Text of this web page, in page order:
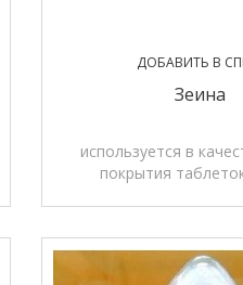
ДОБАВИТЬ В
Зеина
используется в
покрытия